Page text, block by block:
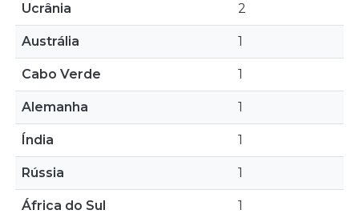
Ucrânia 2
Austrália 1
Cabo Verde 1
Alemanha 1
Índia 1
Rússia 1
África do Sul 1